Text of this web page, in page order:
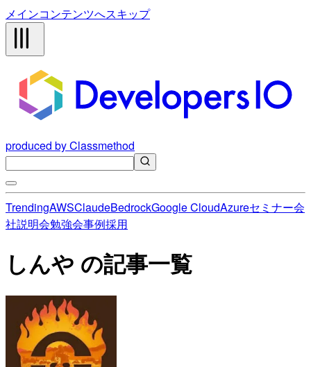
メインコンテンツへスキップ
produced by Classmethod
TrendingAWSClaudeBedrockGoogle CloudAzureセミナー会
社説明会勉強会事例採用
しんや の記事一覧